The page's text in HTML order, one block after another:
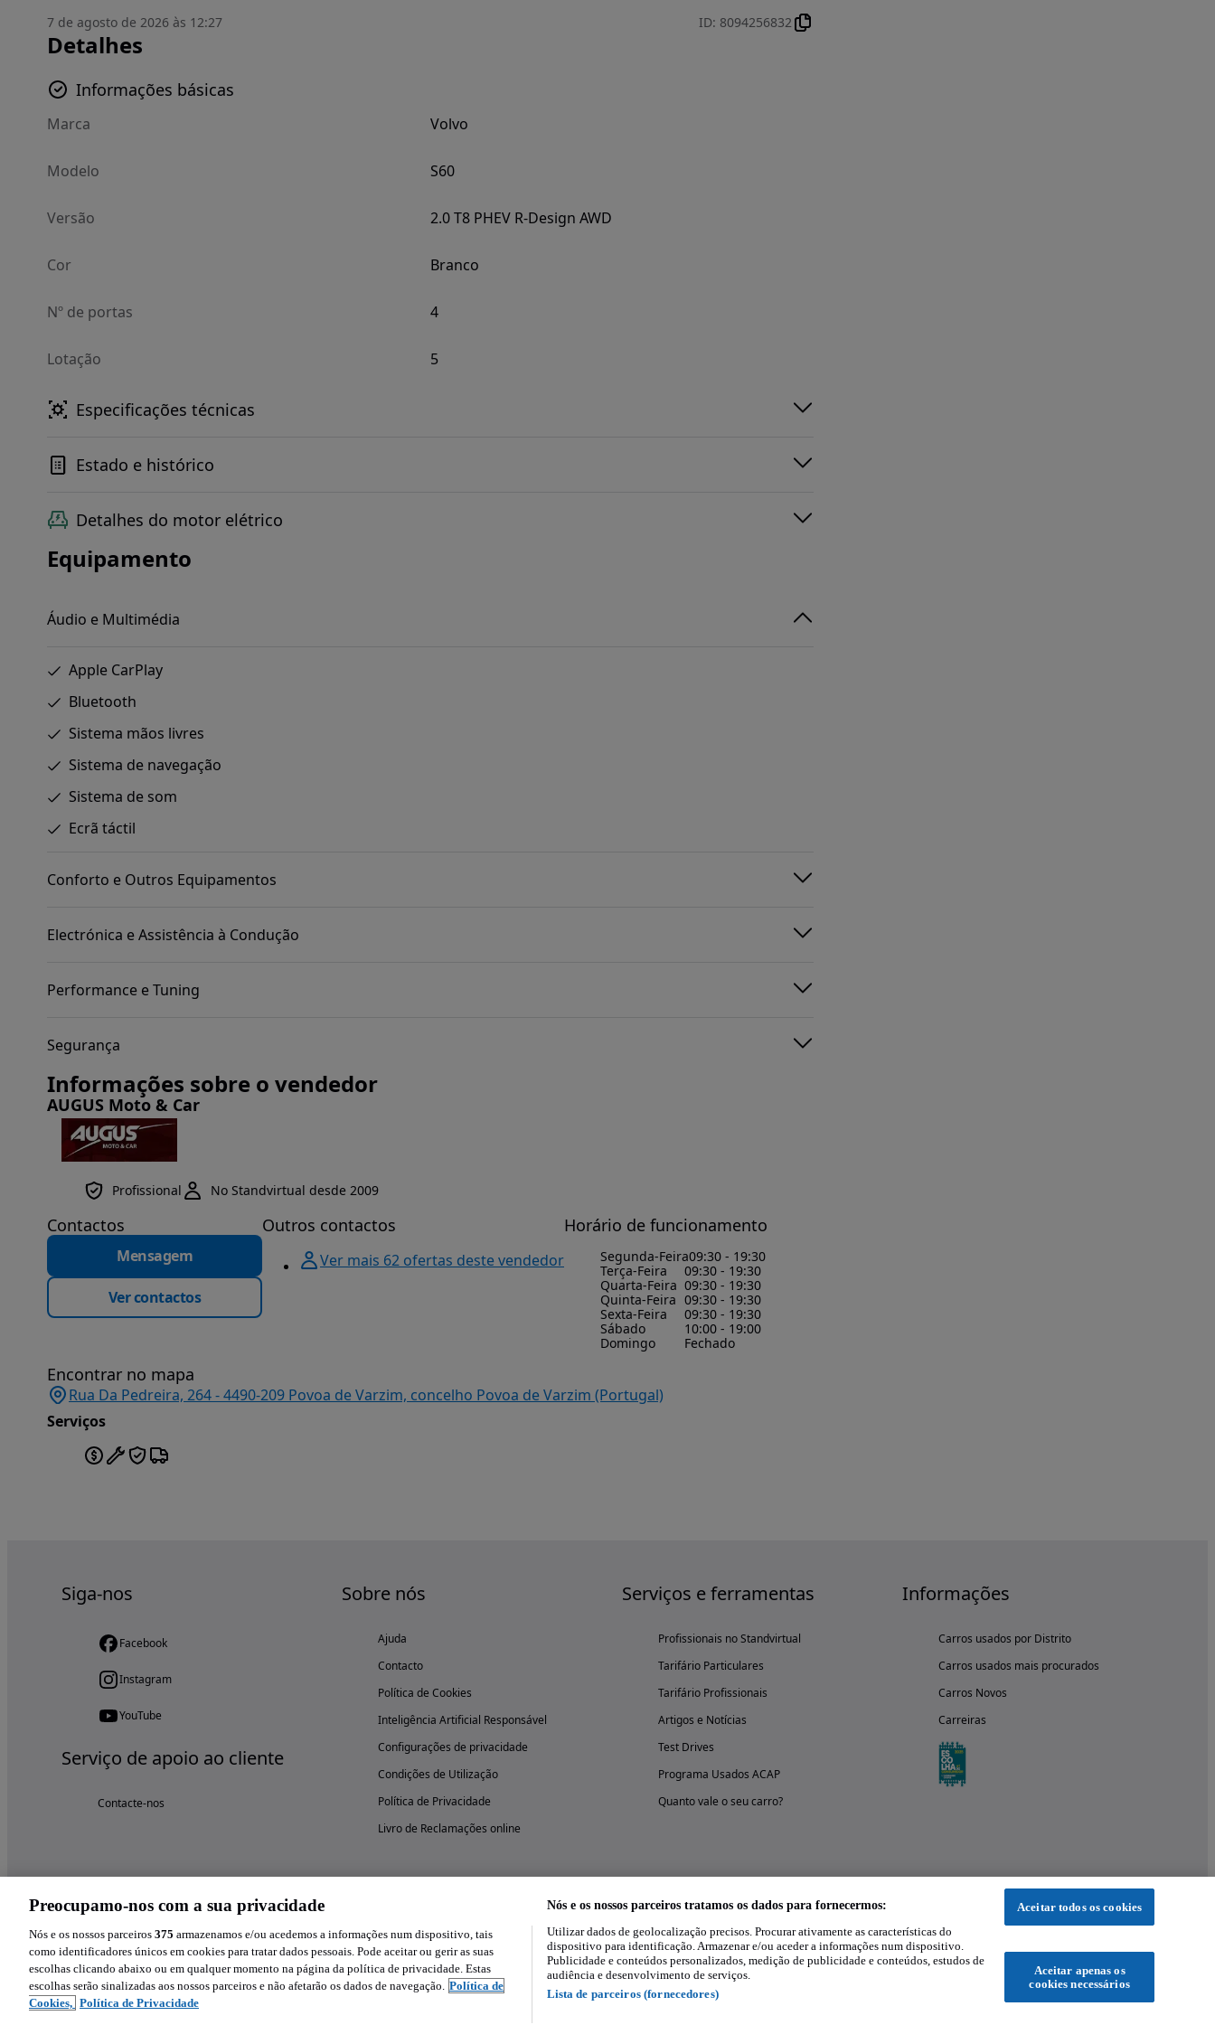
7 de agosto de 2026 às 12:27 ID: 8094256832
Detalhes
Informações básicas
Marca Volvo
Modelo S60
Versão 2.0 T8 PHEV R-Design AWD
Cor Branco
Nº de portas 4
Lotação 5
Especificações técnicas
Estado e histórico
Detalhes do motor elétrico
Equipamento
Áudio e Multimédia
Apple CarPlay
Bluetooth
Sistema mãos livres
Sistema de navegação
Sistema de som
Ecrã táctil
Conforto e Outros Equipamentos
Electrónica e Assistência à Condução
Performance e Tuning
Segurança
Informações sobre o vendedor
AUGUS Moto & Car
Profissional No Standvirtual desde 2009
Contactos
Mensagem
Ver contactos
Outros contactos
Ver mais 62 ofertas deste vendedor
Horário de funcionamento
Segunda-Feira09:30 - 19:30
Terça-Feira
09:30 - 19:30
Quarta-Feira 09:30 - 19:30
Quinta-Feira 09:30 - 19:30
Sexta-Feira
09:30 - 19:30
Sábado
10:00 - 19:00
Domingo
Fechado
Encontrar no mapa
Rua Da Pedreira, 264 - 4490-209 Povoa de Varzim, concelho Povoa de Varzim (Portugal)
Serviços
Siga-nos
Facebook
Instagram
YouTube
Serviço de apoio ao cliente
Contacte-nos
Sobre nós
Ajuda
Contacto
Política de Cookies
Inteligência Artificial Responsável
Configurações de privacidade
Condições de Utilização
Política de Privacidade
Livro de Reclamações online
Serviços e ferramentas
Profissionais no Standvirtual
Tarifário Particulares
Tarifário Profissionais
Artigos e Notícias
Test Drives
Programa Usados ACAP
Quanto vale o seu carro?
Informações
Carros usados por Distrito
Carros usados mais procurados
Carros Novos
Carreiras
Experimenta a aplicação
Preocupamo-nos com a sua privacidade
Nós e os nossos parceiros 375 armazenamos e/ou acedemos a informações num dispositivo, tais
como identificadores únicos em cookies para tratar dados pessoais. Pode aceitar ou gerir as suas
escolhas clicando abaixo ou em qualquer momento na página da política de privacidade. Estas
escolhas serão sinalizadas aos nossos parceiros e não afetarão os dados de navegação. Política de
Cookies, Política de Privacidade
Nós e os nossos parceiros tratamos os dados para fornecermos:
Utilizar dados de geolocalização precisos. Procurar ativamente as características do
dispositivo para identificação. Armazenar e/ou aceder a informações num dispositivo.
Publicidade e conteúdos personalizados, medição de publicidade e conteúdos, estudos de
audiência e desenvolvimento de serviços.
Lista de parceiros (fornecedores)
Aceitar todos os cookies
Aceitar apenas os
cookies necessários